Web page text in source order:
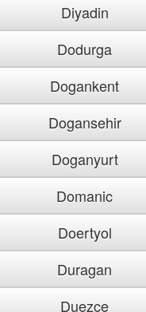
Diyadin
Dodurga
Dogankent
Dogansehir
Doganyurt
Domanic
Doertyol
Duragan
Duezce